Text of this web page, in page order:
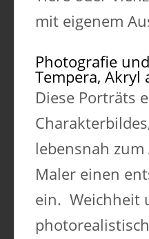
mit eigenem
Photografie
Tempera, Akryl
Diese Porträts
lebensnah
Maler einen
ein. Weichheit